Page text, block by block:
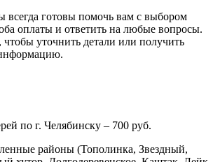
всегда готовы помочь вам с выбором
оплаты и ответить на любые вопросы.
уточнить детали или получить
по г. Челябинску – 700 руб.
районы (Тополинка, Звездный,